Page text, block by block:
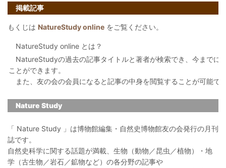
掲載記事
もくじは NatureStudy online をご覧ください。
NatureStudy online とは？
NatureStudyの過去の記事タイトルと著者が検索でき、今までに
ことができます。
また、友の会の会員になると記事の中身を閲覧することが可能で
Nature Study
「 Nature Study 」は博物館編集・自然史博物館友の会発行の月刊
誌です。
自然史科学に関する話題が満載、生物（動物／昆虫／植物）・地
学（古生物／岩石／鉱物など）の各分野の記事や